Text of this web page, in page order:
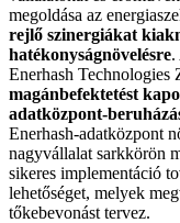
megoldása az
rejlő szinergiákat
hatékonyságnövelésre.
Enerhash Technologies
magánbefektetést
adatközpont-
Enerhash-adatközpont
nagyvállalat sarkkörön
sikeres implementáció
lehetőséget, melyek
tőkebevonást tervez.